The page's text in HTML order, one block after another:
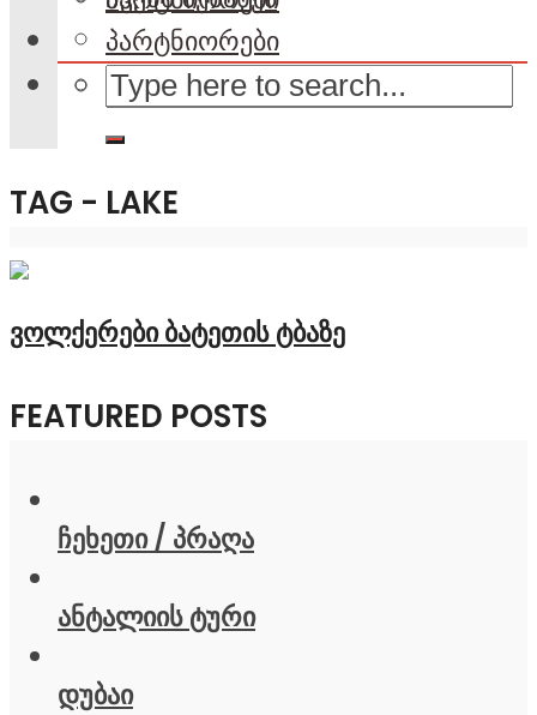
პარტნიორები
TAG - LAKE
ვოლქერები ბატეთის ტბაზე
FEATURED POSTS
ჩეხეთი / პრაღა
ანტალიის ტური
დუბაი